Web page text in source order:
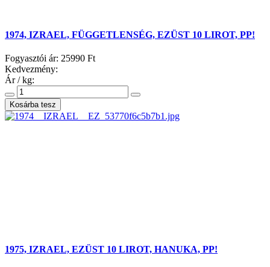
1974, IZRAEL, FÜGGETLENSÉG, EZÜST 10 LIROT, PP!
Fogyasztói ár: 25990 Ft
Kedvezmény:
Ár / kg:
1975, IZRAEL, EZÜST 10 LIROT, HANUKA, PP!